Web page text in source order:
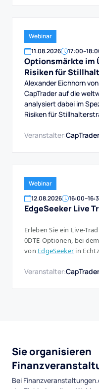
Webinar
11.08.2026 17:00–
Optionsmärkte im
Risiken für
Alexander Eichhorn von
CapTrader auf die
analysiert dabei im
Risiken für
Optionshändler über
Erfolg beim Trading bei
Veranstalter:CapTrader
Webinar
12.08.2026 16:00–
EdgeSeeker Live
Erleben Sie ein Live-
0DTE-Optionen, bei
von EdgeSeeker in
auch direkt umsetzen.
Veranstalter:CapTrader
Sie organisieren
Bei